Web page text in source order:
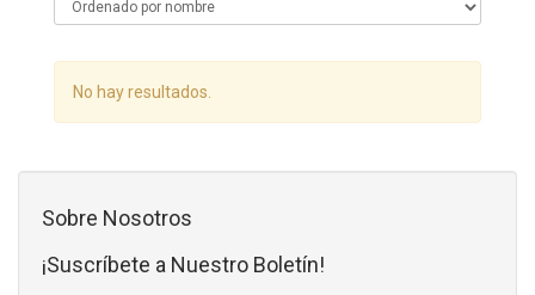
No hay resultados.
Sobre Nosotros
¡Suscríbete a Nuestro Boletín!